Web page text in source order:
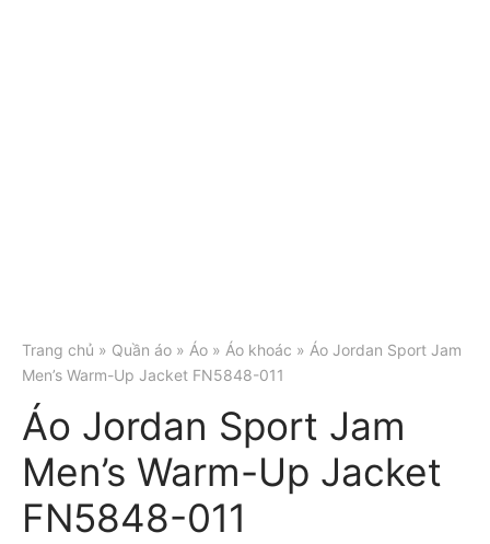
Trang chủ » Quần áo » Áo » Áo khoác » Áo Jordan Sport Jam
Men’s Warm-Up Jacket FN5848-011
Áo Jordan Sport Jam
Men’s Warm-Up Jacket
FN5848-011